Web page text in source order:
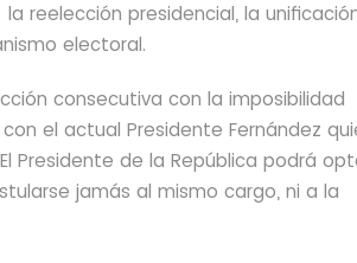
reelección presidencial, la
electoral.
consecutiva con la imposibilidad
el actual Presidente Fernández
Presidente de la República podrá
jamás al mismo cargo, ni a la